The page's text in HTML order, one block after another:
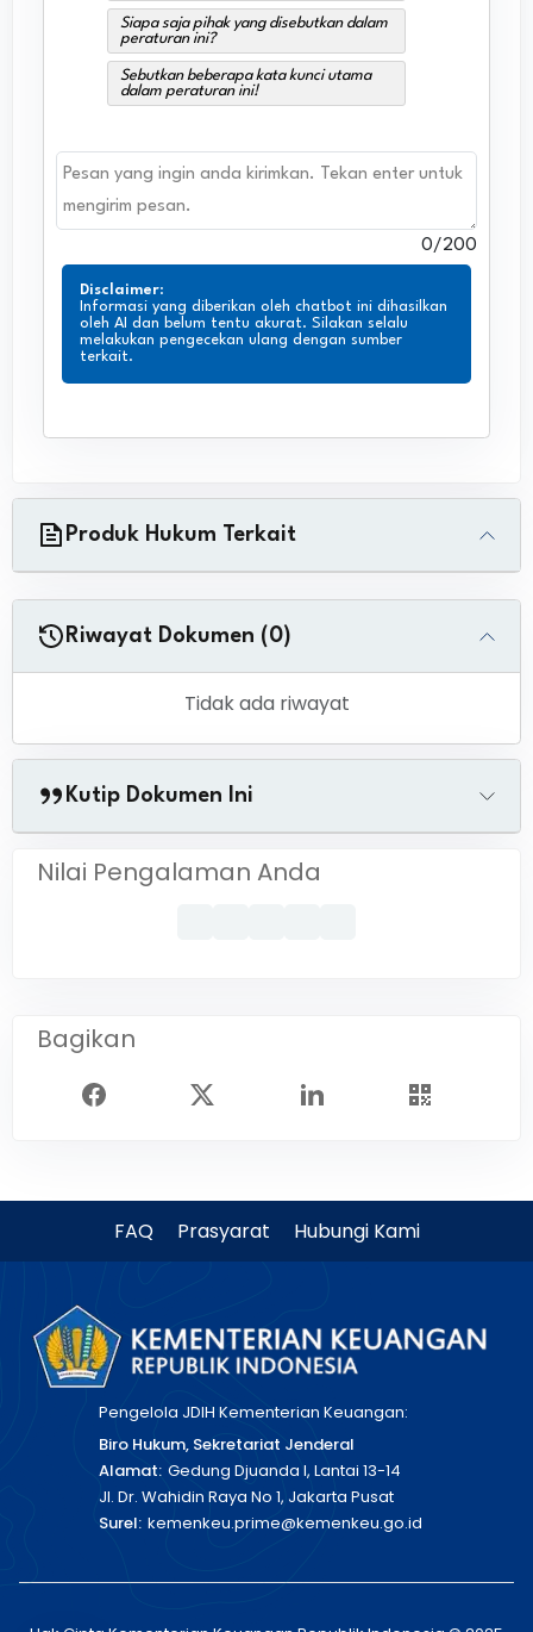
Siapa saja pihak yang disebutkan dalam
peraturan ini?
Sebutkan beberapa kata kunci utama
dalam peraturan ini!
0/200
Disclaimer:
Informasi yang diberikan oleh chatbot ini dihasilkan
oleh AI dan belum tentu akurat. Silakan selalu
melakukan pengecekan ulang dengan sumber
terkait.
Produk Hukum Terkait
Riwayat Dokumen (0)
Tidak ada riwayat
Kutip Dokumen Ini
Nilai Pengalaman Anda
Bagikan
FAQ Prasyarat Hubungi Kami
Pengelola JDIH Kementerian Keuangan:
Biro Hukum, Sekretariat Jenderal
Alamat: Gedung Djuanda I, Lantai 13-14
Jl. Dr. Wahidin Raya No 1, Jakarta Pusat
Surel: kemenkeu.prime@kemenkeu.go.id